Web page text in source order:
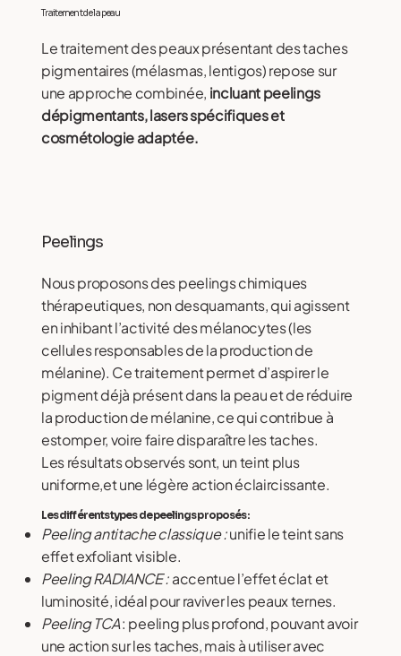
Traitement de la peau
Le traitement des peaux présentant des taches
pigmentaires (mélasmas, lentigos) repose sur
une approche combinée, incluant peelings
dépigmentants, lasers spécifiques et
cosmétologie adaptée.
Peelings
Nous proposons des peelings chimiques
thérapeutiques, non desquamants, qui agissent
en inhibant l’activité des mélanocytes (les
cellules responsables de la production de
mélanine). Ce traitement permet d’aspirer le
pigment déjà présent dans la peau et de réduire
la production de mélanine, ce qui contribue à
estomper, voire faire disparaître les taches.
Les résultats observés sont, un teint plus
uniforme,et une légère action éclaircissante.
Les différents types de peelings proposés :
Peeling antitache classique :unifie le teint sans
effet exfoliant visible.
Peeling RADIANCE :accentue l’effet éclat et
luminosité, idéal pour raviver les peaux ternes.
Peeling TCA: peeling plus profond, pouvant avoir
une action sur les taches, mais à utiliser avec